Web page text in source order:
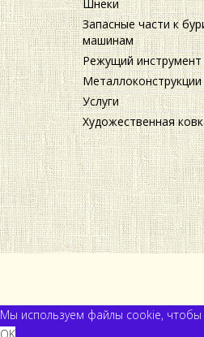
Шнеки
Запасные части к
машинам
Режущий инструмент
Металлоконструкции
Услуги
Художественная
Мы используем файлы cookie, чтобы